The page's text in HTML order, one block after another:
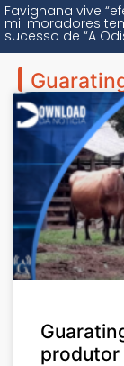
Favignana vive
mil moradores
sucesso de “A
produtor